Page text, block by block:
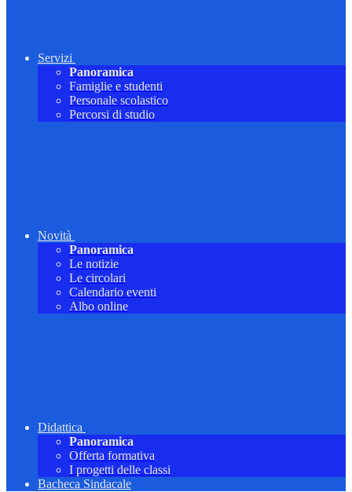
Servizi
Panoramica
Famiglie e studenti
Personale scolastico
Percorsi di studio
Novità
Panoramica
Le notizie
Le circolari
Calendario eventi
Albo online
Didattica
Panoramica
Offerta formativa
I progetti delle classi
Bacheca Sindacale